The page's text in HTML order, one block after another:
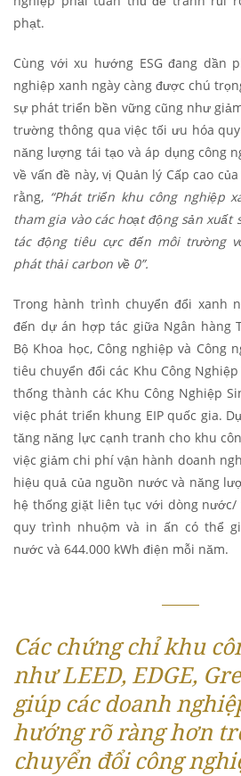
phạt.
Cùng với xu hướng ESG đang dần
nghiệp xanh ngày càng được chú
sự phát triển bền vững cũng như
trường thông qua việc tối ưu hóa
năng lượng tái tạo và áp dụng công
về vấn đề này, vị Quản lý Cấp cao
rằng, “Phát triển khu công nghiệp
tham gia vào các hoạt động sản xuất
tác động tiêu cực đến môi trường
phát thải carbon về 0”.
Trong hành trình chuyển đổi xanh
đến dự án hợp tác giữa Ngân hàng
Bộ Khoa học, Công nghiệp và Công
tiêu chuyển đổi các Khu Công
thống thành các Khu Công Nghiệp
việc phát triển khung EIP quốc gia.
tăng năng lực cạnh tranh cho khu
việc giảm chi phí vận hành doanh
hiệu quả của nguồn nước và năng
hệ thống giặt liên tục với dòng nước/
quy trình nhuộm và in ấn có thể
nước và 644.000 kWh điện mỗi năm.
Các chứng chỉ khu
như LEED, EDGE,
giúp các doanh
hướng rõ ràng hơn
chuyển đổi công